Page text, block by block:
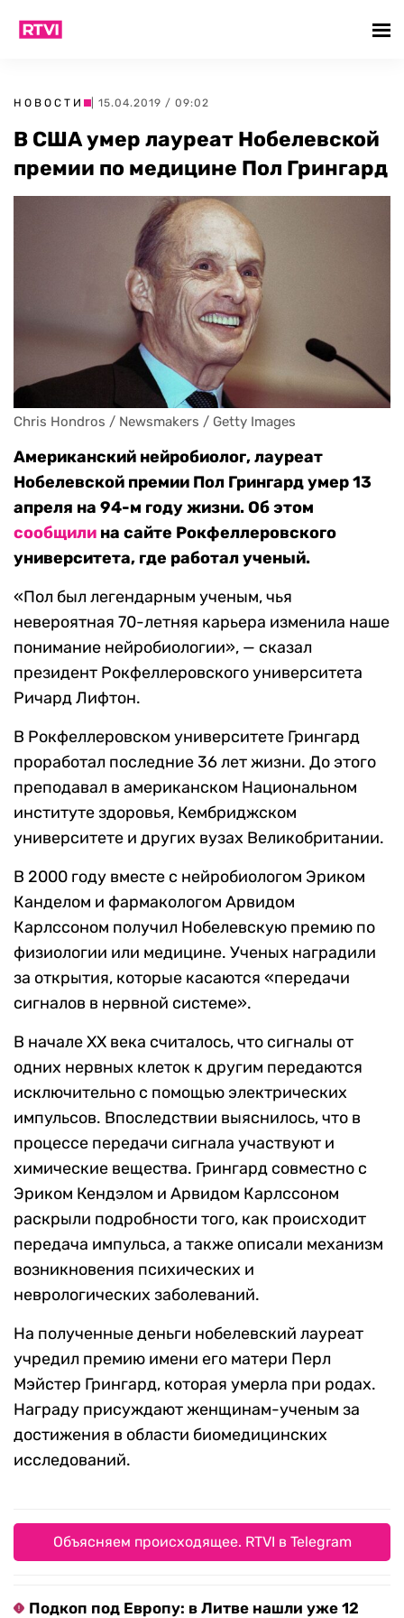
НОВОСТИ | 15.04.2019 / 09:02
В США умер лауреат Нобелевской
премии по медицине Пол Грингард
Chris Hondros / Newsmakers / Getty Images
Американский нейробиолог, лауреат
Нобелевской премии Пол Грингард умер 13
апреля на 94-м году жизни. Об этом
сообщили на сайте Рокфеллеровского
университета, где работал ученый.
«Пол был легендарным ученым, чья
невероятная 70-летняя карьера изменила наше
понимание нейробиологии», — сказал
президент Рокфеллеровского университета
Ричард Лифтон.
В Рокфеллеровском университете Грингард
проработал последние 36 лет жизни. До этого
преподавал в американском Национальном
институте здоровья, Кембриджском
университете и других вузах Великобритании.
В 2000 году вместе с нейробиологом Эриком
Канделом и фармакологом Арвидом
Карлссоном получил Нобелевскую премию по
физиологии или медицине. Ученых наградили
за открытия, которые касаются «передачи
сигналов в нервной системе».
В начале XX века считалось, что сигналы от
одних нервных клеток к другим передаются
исключительно с помощью электрических
импульсов. Впоследствии выяснилось, что в
процессе передачи сигнала участвуют и
химические вещества. Грингард совместно с
Эриком Кендэлом и Арвидом Карлссоном
раскрыли подробности того, как происходит
передача импульса, а также описали механизм
возникновения психических и
неврологических заболеваний.
На полученные деньги нобелевский лауреат
учредил премию имени его матери Перл
Мэйстер Грингард, которая умерла при родах.
Награду присуждают женщинам-ученым за
достижения в области биомедицинских
исследований.
Объясняем происходящее. RTVI в Telegram
Подкоп под Европу: в Литве нашли уже 12